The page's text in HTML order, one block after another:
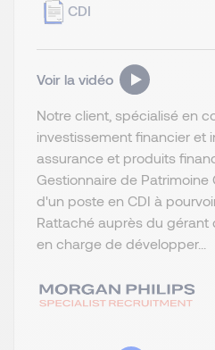
CDI
Voir la vidéo
Notre client, spécialisé en
investissement financier et
assurance et produits
Gestionnaire de Patrimoine
d'un poste en CDI à
Rattaché auprès du gérant
en charge de développer...